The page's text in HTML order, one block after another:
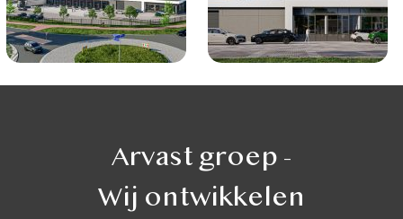
Arvast groep -
Wij ontwikkelen